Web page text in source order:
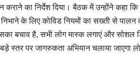
का निर्देश दिया। बैठक में उन्होंने कहा कि
के लिए कोविड नियमों का सख्ती से पालन
बचाव है, सभी लोग मास्क लगाएं और सोशल
पर जागरुकता अभियान चलाया जाएगा